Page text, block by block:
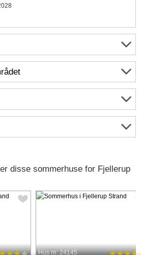
disse sommerhuse for Fjellerup
Hus nr: 24145